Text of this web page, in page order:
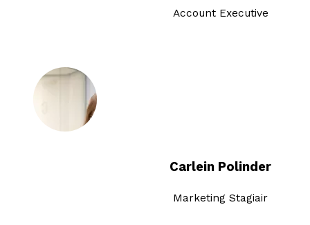
Account Executive
Carlein Polinder
Marketing Stagiair